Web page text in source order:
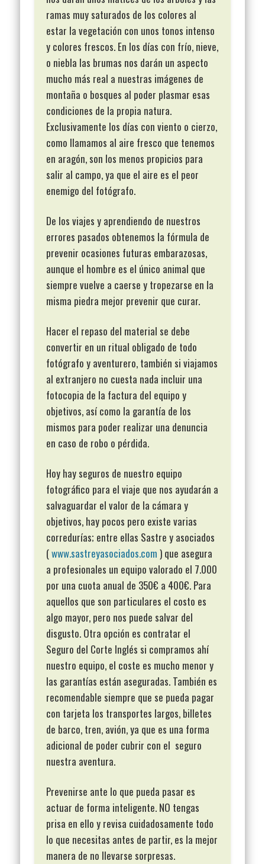
ramas muy saturados de los colores al
estar la vegetación con unos tonos intenso
y colores frescos. En los días con frío, nieve,
o niebla las brumas nos darán un aspecto
mucho más real a nuestras imágenes de
montaña o bosques al poder plasmar esas
condiciones de la propia natura.
Exclusivamente los días con viento o cierzo,
como llamamos al aire fresco que tenemos
en aragón, son los menos propicios para
salir al campo, ya que el aire es el peor
enemigo del fotógrafo.
De los viajes y aprendiendo de nuestros
errores pasados obtenemos la fórmula de
prevenir ocasiones futuras embarazosas,
aunque el hombre es el único animal que
siempre vuelve a caerse y tropezarse en la
misma piedra mejor prevenir que curar.
Hacer el repaso del material se debe
convertir en un ritual obligado de todo
fotógrafo y aventurero, también si viajamos
al extranjero no cuesta nada incluir una
fotocopia de la factura del equipo y
objetivos, así como la garantía de los
mismos para poder realizar una denuncia
en caso de robo o pérdida.
Hoy hay seguros de nuestro equipo
fotográfico para el viaje que nos ayudarán a
salvaguardar el valor de la cámara y
objetivos, hay pocos pero existe varias
corredurías; entre ellas Sastre y asociados
(www.sastreyasociados.com ) que asegura
a profesionales un equipo valorado el 7.000
por una cuota anual de 350€ a 400€. Para
aquellos que son particulares el costo es
algo mayor, pero nos puede salvar del
disgusto. Otra opción es contratar el
Seguro del Corte Inglés si compramos ahí
nuestro equipo, el coste es mucho menor y
las garantías están aseguradas. También es
recomendable siempre que se pueda pagar
con tarjeta los transportes largos, billetes
de barco, tren, avión, ya que es una forma
adicional de poder cubrir con el seguro
nuestra aventura.
Prevenirse ante lo que pueda pasar es
actuar de forma inteligente. NO tengas
prisa en ello y revisa cuidadosamente todo
lo que necesitas antes de partir, es la mejor
manera de no llevarse sorpresas.